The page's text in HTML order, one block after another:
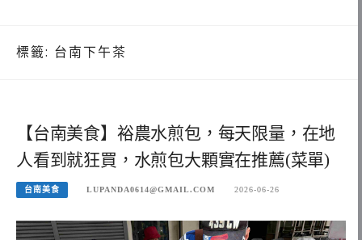
標籤: 台南下午茶
【台南美食】裕農水煎包，每天限量，在地
人看到就狂買，水煎包大顆實在推薦(菜單)
台南美食 LUPANDA0614@GMAIL.COM 2026-06-26